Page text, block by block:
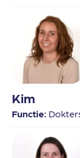
Kim
Functie: